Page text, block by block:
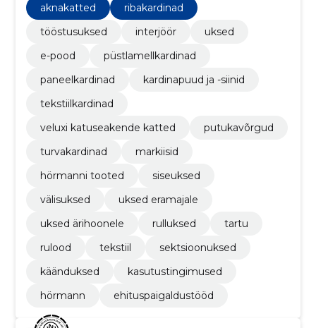
aknakatted
ribakardinad
tööstusuksed
interjöör
uksed
e-pood
püstlamellkardinad
paneelkardinad
kardinapuud ja -siinid
tekstiilkardinad
veluxi katuseakende katted
putukavõrgud
turvakardinad
markiisid
hörmanni tooted
siseuksed
välisuksed
uksed eramajale
uksed ärihoonele
rulluksed
tartu
rulood
tekstiil
sektsioonuksed
käänduksed
kasutustingimused
hörmann
ehituspaigaldustööd